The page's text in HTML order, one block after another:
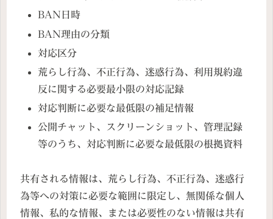
BAN日時
BAN理由の分類
対応区分
荒らし行為、不正行為、迷惑行為、利用規約違
反に関する必要最小限の対応記録
対応判断に必要な最低限の補足情報
公開チャット、スクリーンショット、管理記録
等のうち、対応判断に必要な最低限の根拠資料
共有される情報は、荒らし行為、不正行為、迷惑行
為等への対策に必要な範囲に限定し、無関係な個人
情報、私的な情報、または必要性のない情報は共有